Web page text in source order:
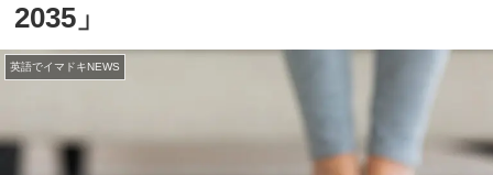
2035」
英語でイマドキNEWS